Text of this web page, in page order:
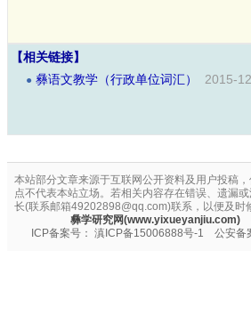
【相关链接】
● 彝语文教学（行政单位词汇） 2015-
本站部分文章来源于互联网公开资料及用户投稿
点不代表本站立场。若相关内容存在错误、遗漏
长(联系邮箱49202898@qq.com)联系，以便及时
彝学研究网(www.yixueyanjiu.com)
ICP备案号： 滇ICP备15006888号-1 公安备